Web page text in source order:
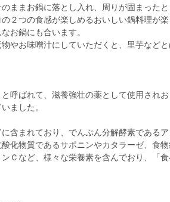
ままお鍋に落とし入れ、周りが固まった
の２つの食感が楽しめるおいしい鍋料理が
お鍋にも合います。
やお味噌汁にしていただくと、里芋など
呼ばれて、滋養強壮の薬として使用され
ました。
含まれており、でんぷん分解酵素である
化物質であるサポニンやカタラーゼ、食
ンＣなど、様々な栄養素を含んでおり、「